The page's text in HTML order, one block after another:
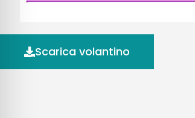
Scarica volantino